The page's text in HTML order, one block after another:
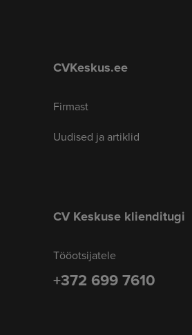
CVKeskus.ee
Firmast
Uudised ja artiklid
CV Keskuse klienditugi
Tööotsijatele
+372 699 7610